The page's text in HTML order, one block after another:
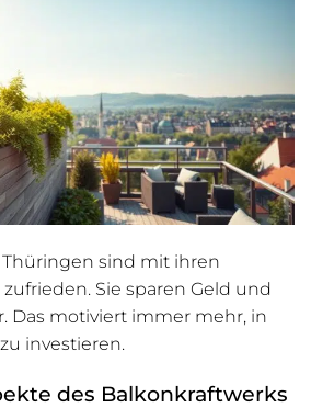
sind mit ihren
Sie sparen Geld und
Das motiviert immer mehr, in
investieren.
des Balkonkraftwerks